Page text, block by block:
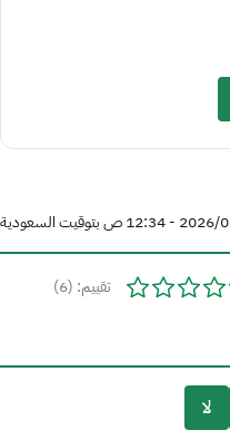
تقييم: (6)
لا